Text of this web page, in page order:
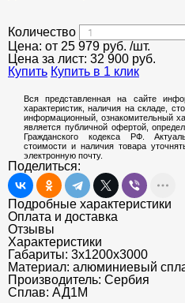
Количество
Цена: от 25 979 руб. /шт.
Цена за лист: 32 900 руб.
Купить Купить в 1 клик
Вся представленная на сайте
характеристик, наличия на складе,
информационный, ознакомительный
является публичной офертой,
Гражданского кодекса РФ.
стоимости и наличия товара
электронную почту.
Поделиться:
Подробные характеристики
Оплата и доставка
Отзывы
Характеристики
Габариты: 3х1200х3000
Материал: алюминиевый
Производитель: Сербия
Сплав: АД1М